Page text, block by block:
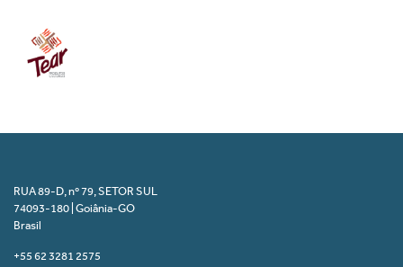
RUA 89-D, nº 79, SETOR SUL
74093-180 | Goiânia-GO
Brasil
+55 62 3281 2575